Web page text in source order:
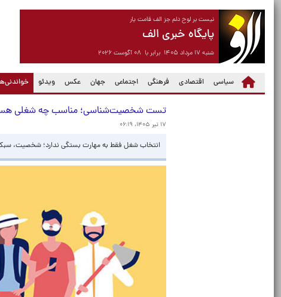
نیست بر لوح دلم جز الف قامت یار
پایگاه خبری الف
شنبه ۱۷ مرداد ۱۴۰۵ برابر با ۰۸ آگوست ۲۰۲۶
سیاسی اقتصادی فرهنگی اجتماعی جهان عکس ویدئو
تست شخصیت‌شناسی؛ مناسب چه شغلی
۱۷ تیر ۱۴۰۵، ۰۶:۱۹
انتخاب شغل فقط به مهارت بستگی ندارد؛ شخصیت،